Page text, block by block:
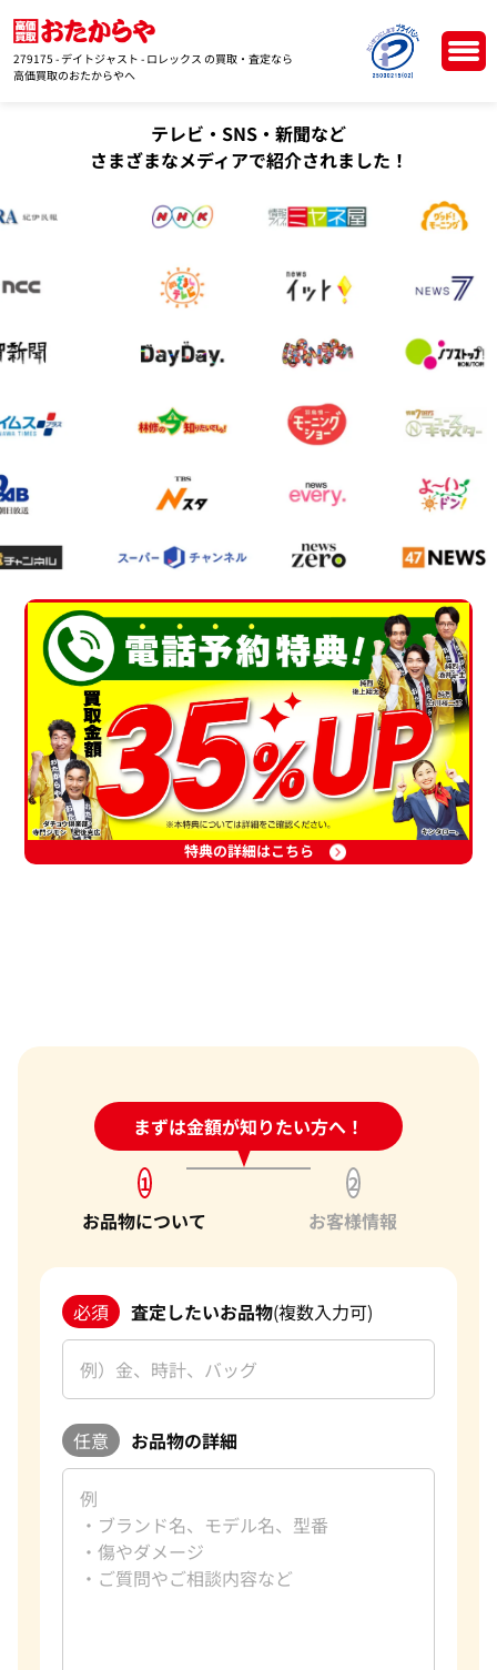
279175 - デイトジャスト - ロレックス の買取・査定なら
高価買取のおたからやへ
テレビ・SNS・新聞など
さまざまなメディアで紹介されました！
特典の詳細はこちら
まずは金額が知りたい方へ！
24時間受付中!問い合わせフォーム
1
お品物について
2
お客様情報
必須 査定したいお品物(複数入力可)
任意 お品物の詳細